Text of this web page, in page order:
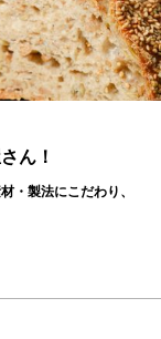
ん！
・製法にこだわり、